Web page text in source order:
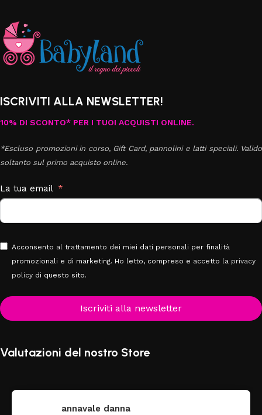
ISCRIVITI ALLA NEWSLETTER!
10% DI SCONTO* PER I TUOI ACQUISTI ONLINE.
*Escluso promozioni in corso, Gift Card, pannolini e latti speciali. Valido
soltanto sul primo acquisto online.
La tua email
Acconsento al trattamento dei miei dati personali per finalità
promozionali e di marketing. Ho letto, compreso e accetto la privacy
policy di questo sito.
Iscriviti alla newsletter
Valutazioni del nostro Store
annavale danna